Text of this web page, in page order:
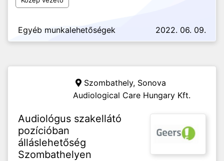
Egyéb munkalehetőségek 2022. 06. 09.
Szombathely, Sonova
Audiological Care Hungary Kft.
Audiológus szakellátó
pozícióban
álláslehetőség
Szombathelyen